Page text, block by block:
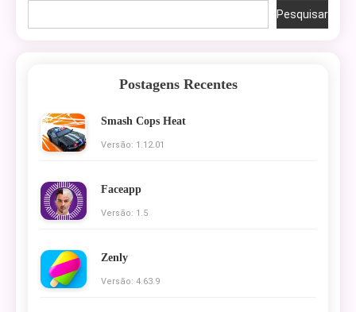
Pesquisar
Postagens Recentes
Smash Cops Heat
Versão: 1.12.01
Faceapp
Versão: 1.5
Zenly
Versão: 4.63.9